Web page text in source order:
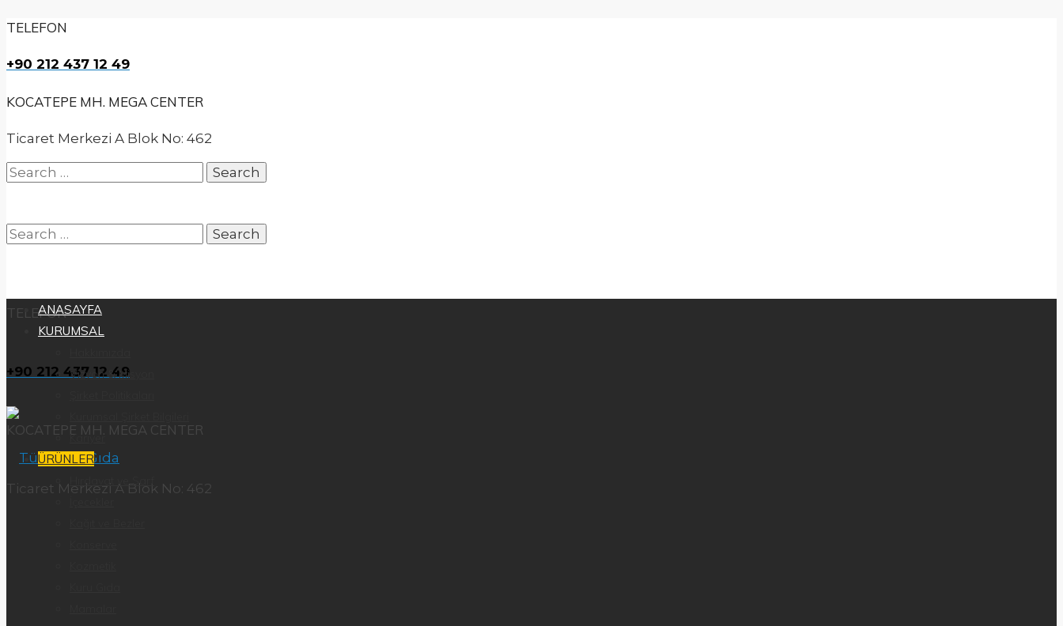
TELEFON
+90 212 437 12 49
KOCATEPE MH. MEGA CENTER
Ticaret Merkezi A Blok No: 462
Search
Search
TELEFON
+90 212 437 12 49
KOCATEPE MH. MEGA CENTER
Ticaret Merkezi A Blok No: 462
ANASAYFA
KURUMSAL
Vizyon & Misyon
Kariyer
ÜRÜNLER
Hırdavat ve Sarf